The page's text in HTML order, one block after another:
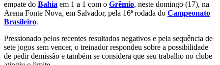
empate do Bahia em 1 a 1 com o Grêmio, neste domingo (17), na
Arena Fonte Nova, em Salvador, pela 16ª rodada do Campeonato
Brasileiro.
Pressionado pelos recentes resultados negativos e pela sequência de
sete jogos sem vencer, o treinador respondeu sobre a possibilidade
de pedir demissão e também se considera que seu trabalho no clube